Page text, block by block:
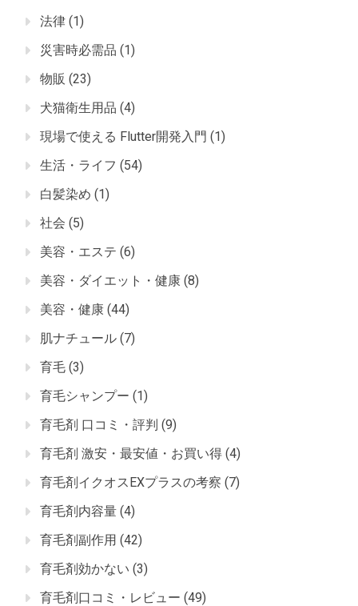
法律 (1)
災害時必需品 (1)
物販 (23)
犬猫衛生用品 (4)
現場で使える Flutter開発入門 (1)
生活・ライフ (54)
白髪染め (1)
社会 (5)
美容・エステ (6)
美容・ダイエット・健康 (8)
美容・健康 (44)
肌ナチュール (7)
育毛 (3)
育毛シャンプー (1)
育毛剤 口コミ・評判 (9)
育毛剤 激安・最安値・お買い得 (4)
育毛剤イクオスEXプラスの考察 (7)
育毛剤内容量 (4)
育毛剤副作用 (42)
育毛剤効かない (3)
育毛剤口コミ・レビュー (49)